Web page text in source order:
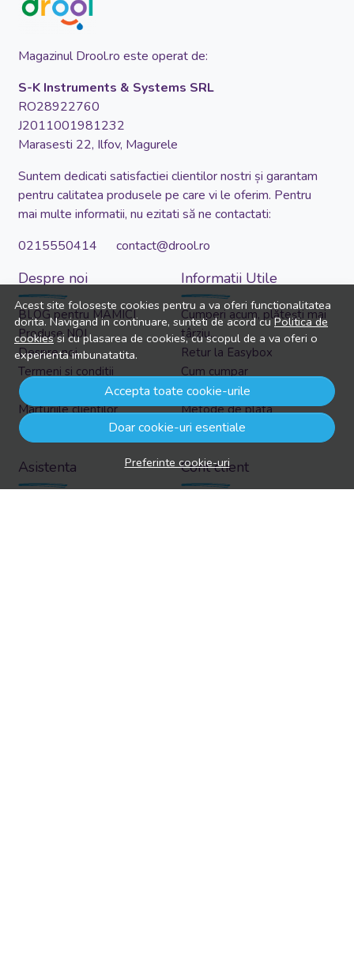
Acest site foloseste cookies pentru a va oferi functionalitatea
dorita. Navigand in continuare, sunteti de acord cuPolitica de
cookiessi cu plasarea de cookies, cu scopul de a va oferi o
experienta imbunatatita.
Accepta toate cookie-urile
Doar cookie-uri esentiale
Preferinte cookie-uri
Magazinul Drool.ro este operat de:
S-K Instruments & Systems SRL
RO28922760
J2011001981232
Marasesti 22, Ilfov, Magurele
Suntem dedicati satisfactiei clientilor nostri și garantam
pentru calitatea produsele pe care vi le oferim. Pentru
mai multe informatii, nu ezitati să ne contactati:
0215550414 contact@drool.ro
Despre noi
BLOG pentru MAMICI
Produse NOI
Despre noi
Termeni si conditii
Confidentialitate
Marturiile clientilor
Politica de Cookies
Informatii Utile
Cumperi acum, plătești mai
târziu...
Retur la Easybox
Cum cumpar
Cosul meu
Metode de plata
Transport si retururi
Asistenta Cont client